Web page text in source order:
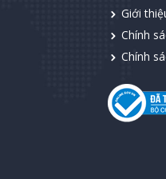
Giới
Chính
Chính